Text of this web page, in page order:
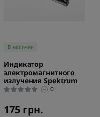
В наличии
Индикатор
электромагнитного
излучения Spektrum
0
175 грн.